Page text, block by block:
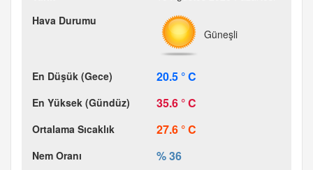
Güneşli
20.5 ° C
35.6 ° C
27.6 ° C
% 36